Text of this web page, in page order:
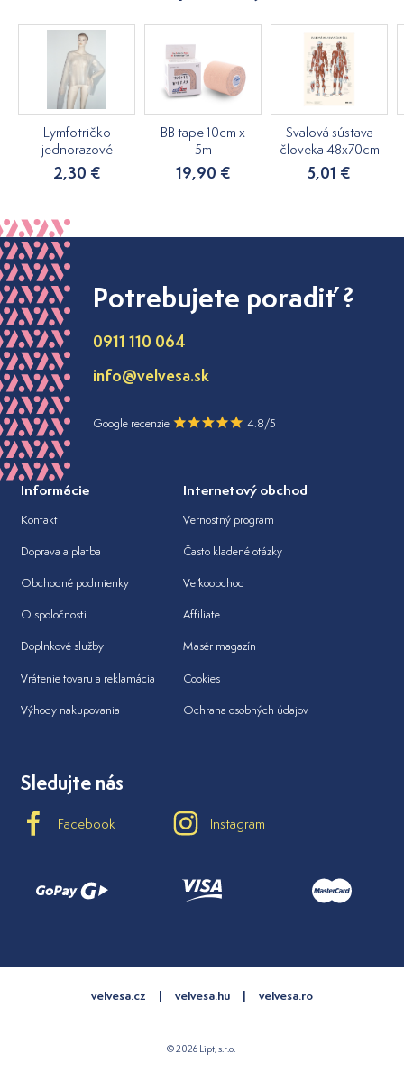
Lymfotričko
jednorazové
2,30 €
BB tape 10cm x
5m
19,90 €
Svalová sústava
človeka 48x70cm
5,01 €
Potrebujete poradiť ?
0911 110 064
info@velvesa.sk
Google recenzie 4.8/5
Informácie
Kontakt
Doprava a platba
Obchodné podmienky
O spoločnosti
Doplnkové služby
Vrátenie tovaru a reklamácia
Výhody nakupovania
Internetový obchod
Vernostný program
Často kladené otázky
Veľkoobchod
Affiliate
Masér magazín
Cookies
Ochrana osobných údajov
Sledujte nás
Facebook Instagram
© 2026 Lipt, s.r.o.
velvesa.cz velvesa.hu velvesa.ro